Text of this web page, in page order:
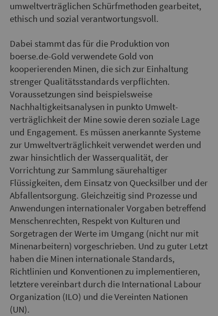
umwelt­verträg­lichen Schürf­methoden gearbeitet,
ethisch und sozial verantwortungsvoll.
Dabei stammt das für die Produktion von
boerse.de-Gold verwendete Gold von
kooperierenden Minen, die sich zur Einhaltung
strenger Qualitätsstandards verpflichten.
Voraussetzungen sind beispielsweise
Nachhaltigkeitsanalysen in punkto Umwelt­
verträglichkeit der Mine sowie deren soziale Lage
und Engagement. Es müssen anerkannte Systeme
zur Umweltverträglichkeit verwendet werden und
zwar hinsichtlich der Wasserqualität, der
Vorrichtung zur Sammlung säurehaltiger
Flüssigkeiten, dem Einsatz von Quecksilber und der
Abfallentsorgung. Gleichzeitig sind Prozesse und
Anwendungen internationaler Vorgaben betreffend
Menschenrechten, Respekt von Kulturen und
Sorgetragen der Werte im Umgang (nicht nur mit
Minenarbeitern) vorgeschrieben. Und zu guter Letzt
haben die Minen internationale Standards,
Richtlinien und Konventionen zu implementieren,
letztere vereinbart durch die International Labour
Organization (ILO) und die Vereinten Nationen
(UN).